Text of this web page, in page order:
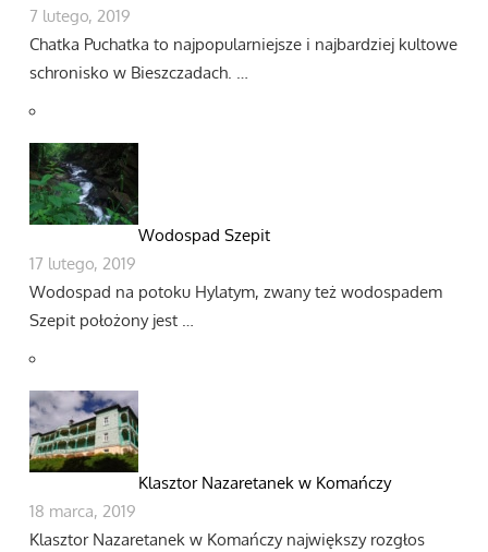
7 lutego, 2019
Chatka Puchatka to najpopularniejsze i najbardziej kultowe
schronisko w Bieszczadach. …
Wodospad Szepit
17 lutego, 2019
Wodospad na potoku Hylatym, zwany też wodospadem
Szepit położony jest …
Klasztor Nazaretanek w Komańczy
18 marca, 2019
Klasztor Nazaretanek w Komańczy największy rozgłos